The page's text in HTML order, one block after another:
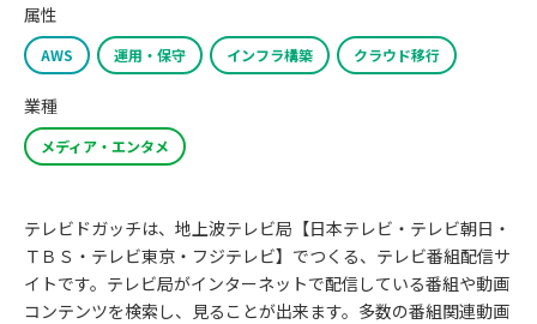
属性
AWS 運用・保守 インフラ構築 クラウド移行
業種
メディア・エンタメ
テレビドガッチは、地上波テレビ局【日本テレビ・テレビ朝日・
ＴＢＳ・テレビ東京・フジテレビ】でつくる、テレビ番組配信サ
イトです。テレビ局がインターネットで配信している番組や動画
コンテンツを検索し、見ることが出来ます。多数の番組関連動画